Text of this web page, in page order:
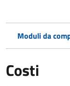
Moduli da
Costi